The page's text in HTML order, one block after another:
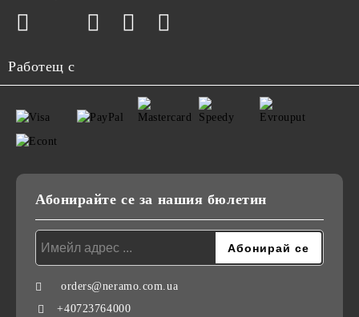
Работещ с
Абонирайте се за нашия бюлетин
orders@neramo.com.ua
+40723764000